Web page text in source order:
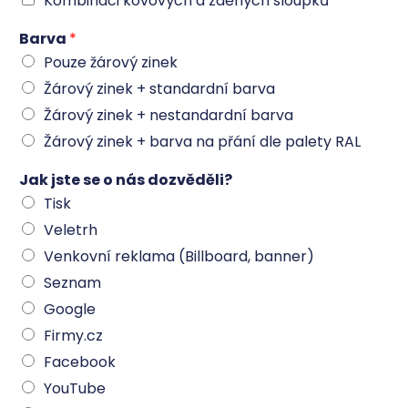
Barva *
Pouze žárový zinek
Žárový zinek + standardní barva
Žárový zinek + nestandardní barva
Žárový zinek + barva na přání dle palety RAL
Jak jste se o nás dozvěděli?
Tisk
Veletrh
Venkovní reklama (Billboard, banner)
Seznam
Google
Firmy.cz
Facebook
YouTube